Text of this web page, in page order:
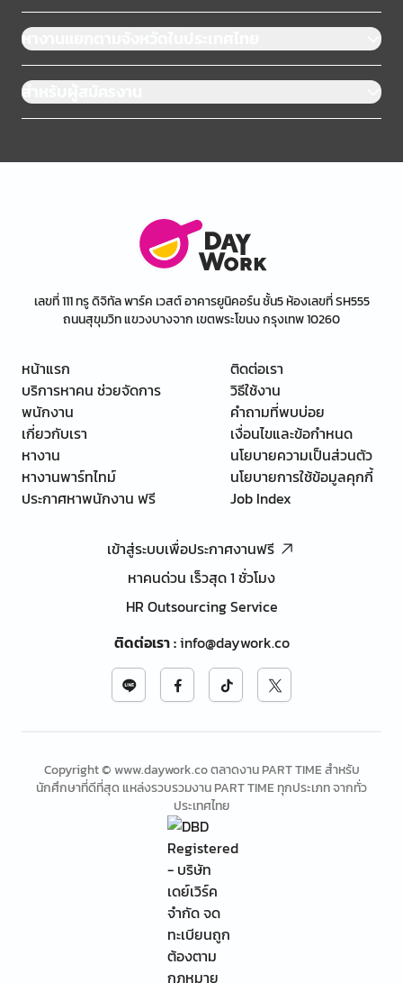
หางานแยกตามจังหวัดในประเทศไทย
สำหรับผู้สมัครงาน
เลขที่ 111 ทรู ดิจิทัล พาร์ค เวสต์ อาคารยูนิคอร์น ชั้น5 ห้องเลขที่ SH555
ถนนสุขุมวิท แขวงบางจาก เขตพระโขนง กรุงเทพ 10260
หน้าแรก
บริการหาคน ช่วยจัดการ
พนักงาน
เกี่ยวกับเรา
หางาน
หางานพาร์ทไทม์
ประกาศหาพนักงาน ฟรี
ติดต่อเรา
วิธีใช้งาน
คำถามที่พบบ่อย
เงื่อนไขและข้อกำหนด
นโยบายความเป็นส่วนตัว
นโยบายการใช้ข้อมูลคุกกี้
Job Index
เข้าสู่ระบบเพื่อประกาศงานฟรี
หาคนด่วน เร็วสุด 1 ชั่วโมง
HR Outsourcing Service
ติดต่อเรา:info@daywork.co
Copyright © www.daywork.co ตลาดงาน PART TIME สำหรับ
นักศึกษาที่ดีที่สุด แหล่งรวบรวมงาน PART TIME ทุกประเภท จากทั่ว
ประเทศไทย